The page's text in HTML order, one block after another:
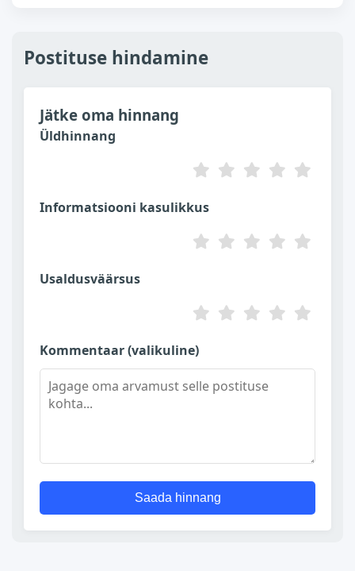
Postituse hindamine
Jätke oma hinnang
Üldhinnang
Informatsiooni kasulikkus
Usaldusväärsus
Kommentaar (valikuline)
Saada hinnang